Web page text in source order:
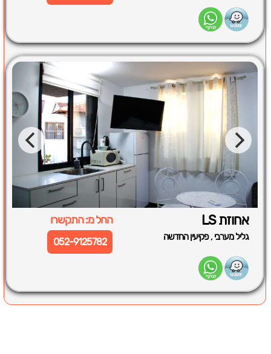
אחוזת LS החל מ: התקשרו
גליל מערבי ,פקיעין החדשה 052-9125782